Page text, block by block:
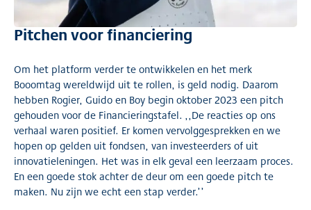
Pitchen voor financiering
Om het platform verder te ontwikkelen en het merk
Booomtag wereldwijd uit te rollen, is geld nodig. Daarom
hebben Rogier, Guido en Boy begin oktober 2023 een pitch
gehouden voor de Financieringstafel. ,,De reacties op ons
verhaal waren positief. Er komen vervolggesprekken en we
hopen op gelden uit fondsen, van investeerders of uit
innovatieleningen. Het was in elk geval een leerzaam proces.
En een goede stok achter de deur om een goede pitch te
maken. Nu zijn we echt een stap verder.’’